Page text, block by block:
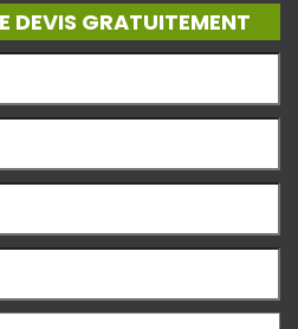
DEVIS GRATUITEMENT